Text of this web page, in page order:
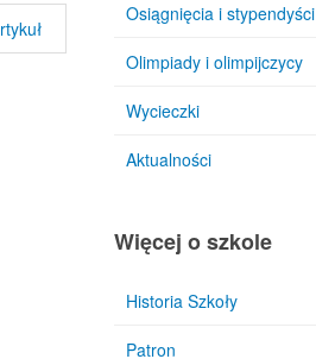
Osiągnięcia i stypendyści
Olimpiady i olimpijczycy
Wycieczki
Aktualności
Więcej o szkole
Historia Szkoły
Patron